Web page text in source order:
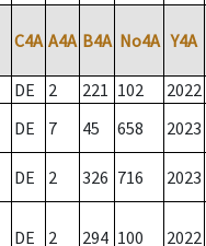
C4A A4A B4A No4A Y4A
DE 2 221 102 2022
DE 7 45 658 2023
DE 2 326 716 2023
DE 2 294 100 2022